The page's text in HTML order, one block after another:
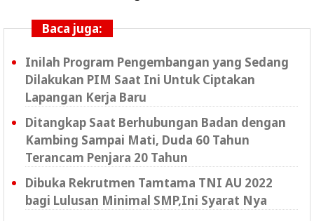
Baca juga:
Inilah Program Pengembangan yang Sedang
Dilakukan PIM Saat Ini Untuk Ciptakan
Lapangan Kerja Baru
Ditangkap Saat Berhubungan Badan dengan
Kambing Sampai Mati, Duda 60 Tahun
Terancam Penjara 20 Tahun
Dibuka Rekrutmen Tamtama TNI AU 2022
bagi Lulusan Minimal SMP,Ini Syarat Nya